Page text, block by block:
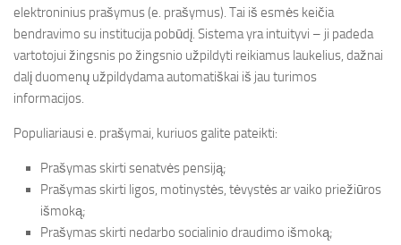
elektroninius prašymus (e. prašymus). Tai iš esmės keičia
bendravimo su institucija pobūdį. Sistema yra intuityvi – ji padeda
vartotojui žingsnis po žingsnio užpildyti reikiamus laukelius, dažnai
dalį duomenų užpildydama automatiškai iš jau turimos
informacijos.
Populiariausi e. prašymai, kuriuos galite pateikti:
Prašymas skirti senatvės pensiją;
Prašymas skirti ligos, motinystės, tėvystės ar vaiko priežiūros
išmoką;
Prašymas skirti nedarbo socialinio draudimo išmoką;